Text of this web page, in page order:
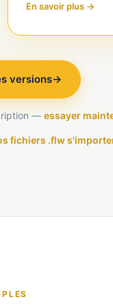
En savoir plus →
versions→
— essayer
fichiers .flw